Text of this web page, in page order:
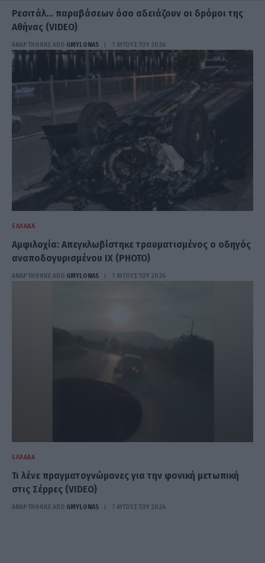
Ρεσιτάλ… παραβάσεων όσο αδειάζουν οι δρόμοι της
Αθήνας (VIDEO)
ΑΝΑΡΤΗΘΗΚΕ ΑΠΟ GMYLONAS 7 ΑΥΓΟΎΣΤΟΥ 2026
ΕΛΛΆΔΑ
Αμφιλοχία: Απεγκλωβίστηκε τραυματισμένος ο οδηγός
αναποδογυρισμένου ΙΧ (PHOTO)
ΑΝΑΡΤΗΘΗΚΕ ΑΠΟ GMYLONAS 7 ΑΥΓΟΎΣΤΟΥ 2026
ΕΛΛΆΔΑ
Τι λένε πραγματογνώμονες για την φονική μετωπική
στις Σέρρες (VIDEO)
ΑΝΑΡΤΗΘΗΚΕ ΑΠΟ GMYLONAS 7 ΑΥΓΟΎΣΤΟΥ 2026